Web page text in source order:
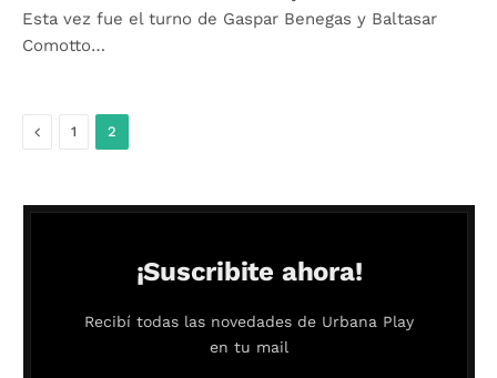
Esta vez fue el turno de Gaspar Benegas y Baltasar
Comotto…
Anterior
1 2
¡Suscribite ahora!
Recibí todas las novedades de Urbana Play
en tu mail